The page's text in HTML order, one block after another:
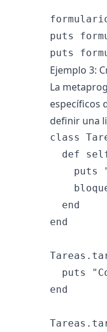
puts
Ejemplo 3:
La
específicos
definir una
class
def
puts
  end
end
puts
end